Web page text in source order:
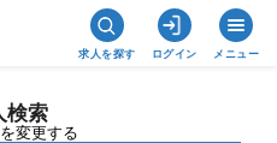
求人を探す ログイン メニュー
検索
変更する